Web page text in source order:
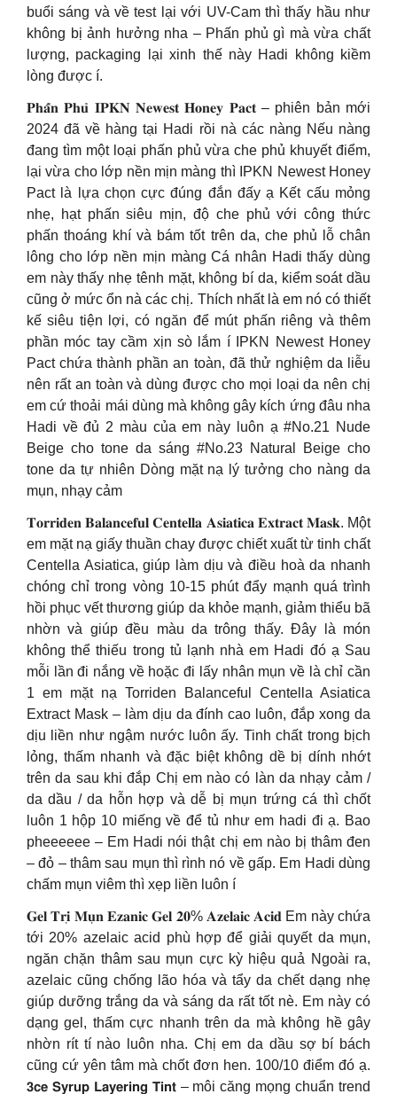
buổi sáng và về test lại với UV-Cam thì thấy hầu như
không bị ảnh hưởng nha – Phấn phủ gì mà vừa chất
lượng, packaging lại xinh thế này Hadi không kiềm
lòng được í.
𝐏𝐡𝐚̂́𝐧 𝐏𝐡𝐮̉ 𝐈𝐏𝐊𝐍 𝐍𝐞𝐰𝐞𝐬𝐭 𝐇𝐨𝐧𝐞𝐲 𝐏𝐚𝐜𝐭 – phiên bản mới
2024 đã về hàng tại Hadi rồi nà các nàng Nếu nàng
đang tìm một loại phấn phủ vừa che phủ khuyết điểm,
lại vừa cho lớp nền mịn màng thì IPKN Newest Honey
Pact là lựa chọn cực đúng đắn đấy ạ Kết cấu mỏng
nhẹ, hạt phấn siêu mịn, độ che phủ với công thức
phấn thoáng khí và bám tốt trên da, che phủ lỗ chân
lông cho lớp nền mịn màng Cá nhân Hadi thấy dùng
em này thấy nhẹ tênh mặt, không bí da, kiểm soát dầu
cũng ở mức ổn nà các chị. Thích nhất là em nó có thiết
kế siêu tiện lợi, có ngăn để mút phấn riêng và thêm
phần móc tay cầm xịn sò lắm í IPKN Newest Honey
Pact chứa thành phần an toàn, đã thử nghiệm da liễu
nên rất an toàn và dùng được cho mọi loại da nên chị
em cứ thoải mái dùng mà không gây kích ứng đâu nha
Hadi về đủ 2 màu của em này luôn ạ #No.21 Nude
Beige cho tone da sáng #No.23 Natural Beige cho
tone da tự nhiên Dòng mặt nạ lý tưởng cho nàng da
mụn, nhạy cảm
𝐓𝐨𝐫𝐫𝐢𝐝𝐞𝐧 𝐁𝐚𝐥𝐚𝐧𝐜𝐞𝐟𝐮𝐥 𝐂𝐞𝐧𝐭𝐞𝐥𝐥𝐚 𝐀𝐬𝐢𝐚𝐭𝐢𝐜𝐚 𝐄𝐱𝐭𝐫𝐚𝐜𝐭 𝐌𝐚𝐬𝐤. Một
em mặt nạ giấy thuần chay được chiết xuất từ tinh chất
Centella Asiatica, giúp làm dịu và điều hoà da nhanh
chóng chỉ trong vòng 10-15 phút đẩy mạnh quá trình
hồi phục vết thương giúp da khỏe mạnh, giảm thiểu bã
nhờn và giúp đều màu da trông thấy. Đây là món
không thể thiếu trong tủ lạnh nhà em Hadi đó ạ Sau
mỗi lần đi nắng về hoặc đi lấy nhân mụn về là chỉ cần
1 em mặt nạ Torriden Balanceful Centella Asiatica
Extract Mask – làm dịu da đính cao luôn, đắp xong da
dịu liền như ngậm nước luôn ấy. Tinh chất trong bịch
lỏng, thấm nhanh và đặc biệt không dề bị dính nhớt
trên da sau khi đắp Chị em nào có làn da nhạy cảm /
da dầu / da hỗn hợp và dễ bị mụn trứng cá thì chốt
luôn 1 hộp 10 miếng về để tủ như em hadi đi ạ. Bao
pheeeeee – Em Hadi nói thật chị em nào bị thâm đen
– đỏ – thâm sau mụn thì rình nó về gấp. Em Hadi dùng
chấm mụn viêm thì xẹp liền luôn í
𝐆𝐞𝐥 𝐓𝐫𝐢̣ 𝐌𝐮̣𝐧 𝐄𝐳𝐚𝐧𝐢𝐜 𝐆𝐞𝐥 𝟐𝟎% 𝐀𝐳𝐞𝐥𝐚𝐢𝐜 𝐀𝐜𝐢𝐝 Em này chứa
tới 20% azelaic acid phù hợp để giải quyết da mụn,
ngăn chặn thâm sau mụn cực kỳ hiệu quả Ngoài ra,
azelaic cũng chống lão hóa và tẩy da chết dạng nhẹ
giúp dưỡng trắng da và sáng da rất tốt nè. Em này có
dạng gel, thấm cực nhanh trên da mà không hề gây
nhờn rít tí nào luôn nha. Chị em da dầu sợ bí bách
cũng cứ yên tâm mà chốt đơn hen. 100/10 điểm đó ạ.
𝟯𝗰𝗲 𝗦𝘆𝗿𝘂𝗽 𝗟𝗮𝘆𝗲𝗿𝗶𝗻𝗴 𝗧𝗶𝗻𝘁 – môi căng mọng chuẩn trend